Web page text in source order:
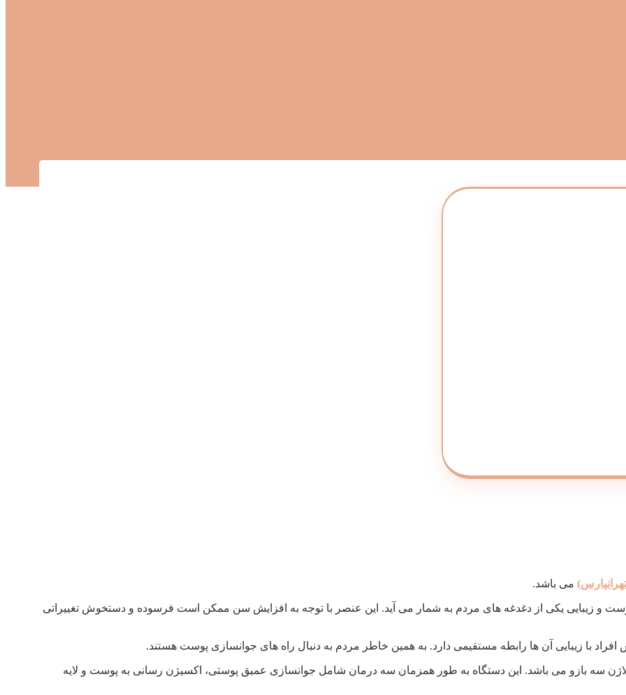
) می باشد.
و زیبایی یکی از دغدغه های مردم به شمار می آید. این عنصر با توجه به افزایش سن ممکن است فرسوده و دستخوش تغییراتی
افراد با زیبایی آن ها رابطه مستقیمی دارد. به همین خاطر مردم به دنبال راه های جوانسازی پوست هستند.
سه بازو می باشد. این دستگاه به طور همزمان سه درمان شامل جوانسازی عمیق پوستی، اکسیژن رسانی به پوست و لایه